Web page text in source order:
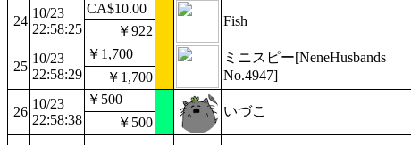
24
10/23
22:58:25
CA$10.00
Fish
￥922
25
10/23
22:58:29
￥1,700
ミニスピー[NeneHusbands
No.4947]
￥1,700
26
10/23
22:58:38
￥500
いづこ
￥500